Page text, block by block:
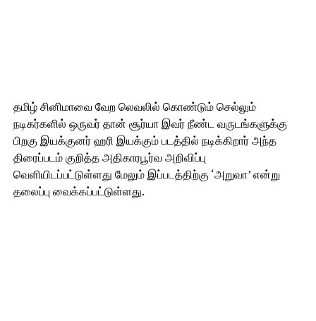
தமிழ் சினிமாவை வேற லெவலில் கொண்டும் செல்லும்
நடிகர்களில் ஒருவர் தான் சூர்யா இவர் நீண்ட வருடங்களுக்கு
பிறகு இயக்குனர் ஹரி இயக்கும் படத்தில் நடிக்கிறார் அந்த
திரைப்படம் குறித்த அதிகாரபூர்வ அறிவிப்பு
வெளியிடப்பட்டுள்ளது மேலும் இப்படத்திற்கு ‘அறுவா’ என்று
தலைப்பு வைக்கப்பட்டுள்ளது.